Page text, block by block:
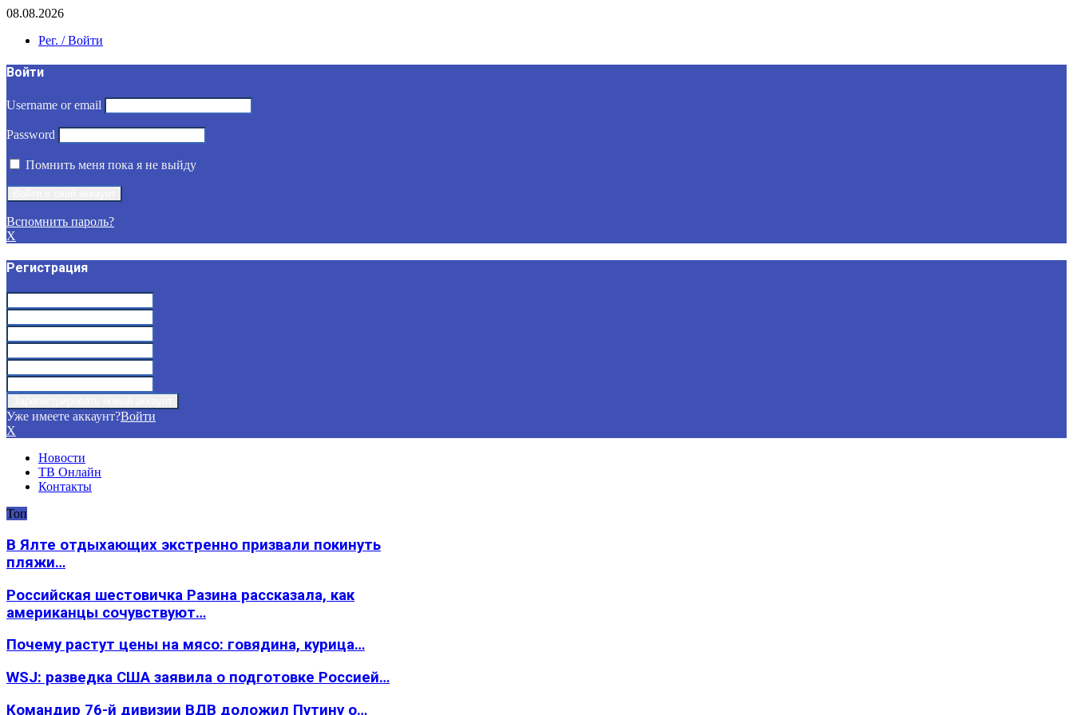
08.08.2026
Рег. / Войти
Войти
Username or email
Password
Помнить меня пока я не выйду
Вспомнить пароль?
X
Регистрация
Уже имеете аккаунт?Войти
X
Новости
ТВ Онлайн
Контакты
Топ
В Ялте отдыхающих экстренно призвали покинуть
пляжи…
Российская шестовичка Разина рассказала, как
американцы сочувствуют…
Почему растут цены на мясо: говядина, курица…
WSJ: разведка США заявила о подготовке Россией…
Командир 76-й дивизии ВДВ доложил Путину о…